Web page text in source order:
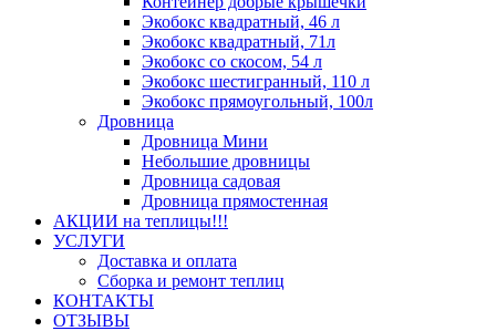
Экобокс квадратный, 46 л
Экобокс квадратный, 71л
Экобокс со скосом, 54 л
Экобокс шестигранный, 110 л
Экобокс прямоугольный, 100л
Дровница
Дровница Мини
Небольшие дровницы
Дровница садовая
Дровница прямостенная
АКЦИИ на теплицы!!!
УСЛУГИ
Доставка и оплата
Сборка и ремонт теплиц
КОНТАКТЫ
ОТЗЫВЫ